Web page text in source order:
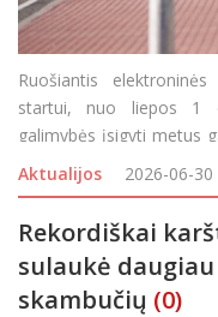
Ruošiantis
startui, nuo liepos 1
galimybės įsigyti metus
patvirtinus įstatymų
kelių naudotojo mokestį
Aktualijos 2026-06-30
Rekordiškai
sulaukė
skambučių (0)